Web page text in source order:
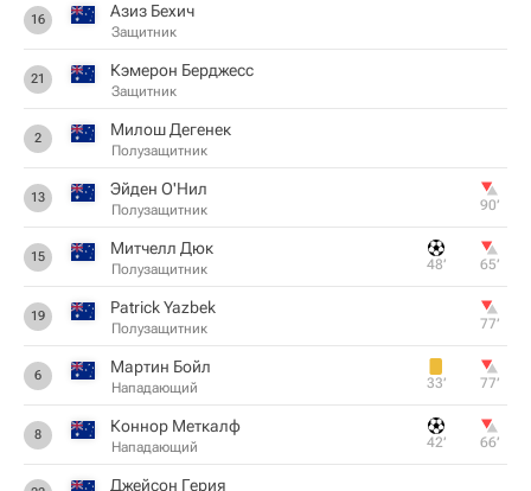
16 Азиз Бехич
Защитник
21 Кэмерон Берджесс
Защитник
2 Милош Дегенек
Полузащитник
13 Эйден О'Нил
Полузащитник 90‎’‎
15 Митчелл Дюк
Полузащитник 48‎’‎ 65‎’‎
19 Patrick Yazbek
Полузащитник 77‎’‎
6 Мартин Бойл
Нападающий 33‎’‎ 77‎’‎
8 Коннор Меткалф
Нападающий 42‎’‎ 66‎’‎
Джейсон Герия